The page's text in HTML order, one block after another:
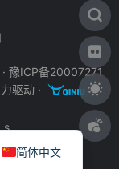
豫ICP备20007271
驱动 ·
·
s
简体中文